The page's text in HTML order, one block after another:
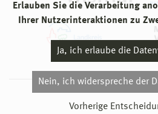
Erlauben Sie die Verarbeitung
Ihrer Nutzerinteraktionen zu
Ja, ich erlaube die
Nein, ich widerspreche der
Vorherige